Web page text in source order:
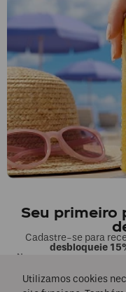
Utilizamos cookies
Seu primeiro
Cadastre-se para
desbloqueie
Nome
Segunda a sexta, das 9h às
Exceto feriados.
0800 023 5338
Fale sobre seu pedido
COMPRAS
MINHA CONTA
EMPRESA
FORMAS DE PAGAMENTO E